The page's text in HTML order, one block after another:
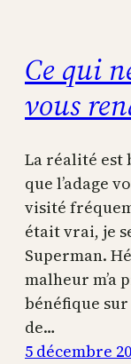
Ce qui
vous
La réalité est
que l’adage
visité
était vrai, je
Superman.
malheur m’a
bénéfique sur
de…
5 décembre